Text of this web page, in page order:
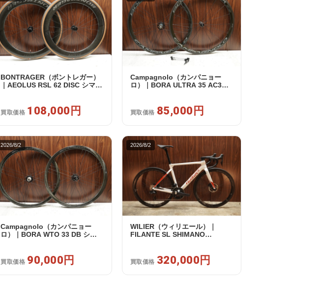
BONTRAGER（ボントレガー）
｜AEOLUS RSL 62 DISC シマノ
買取価格 108,000円
Campagnolo（カンパニョー
ロ）｜BORA ULTRA 35 AC3
額 85,000円
買取価格 85,000円
2026/8/2
Campagnolo（カンパニョー
ロ）｜BORA WTO 33 DB シマ
買取価格 90,000円
2026/8/2
WILIER（ウィリエール）｜
FILANTE SL SHIMANO
320,000円
買取価格 320,000円